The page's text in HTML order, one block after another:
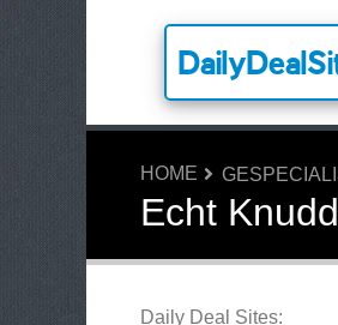
HOME
Echt
Daily Deal Sites: